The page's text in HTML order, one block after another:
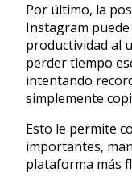
Por último, la
Instagram
productividad al
perder tiempo
intentando
simplemente
Esto le permite
importantes,
plataforma más